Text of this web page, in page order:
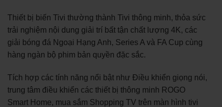
Thiết bị biến Tivi thường thành Tivi thông minh, thỏa sức
trải nghiệm nội dung giải trí bất tận chất lượng 4K, các
giải bóng đá Ngoại Hạng Anh, Series A và FA Cup cùng
hàng ngàn bộ phim bản quyền đặc sắc.
Tích hợp các tính năng nổi bật như Điều khiển giọng nói,
trung tâm điều khiển các thiết bị thông minh ROGO
Smart Home, mua sắm Shopping TV trên màn hình tivi